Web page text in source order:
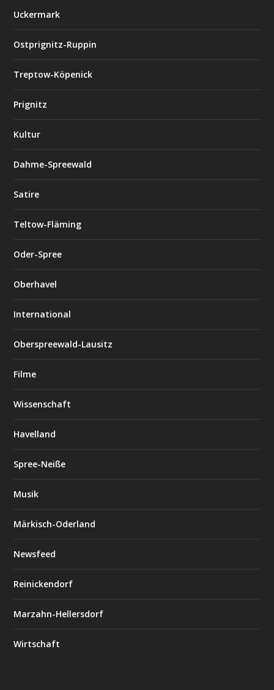
Uckermark
Ostprignitz-Ruppin
Treptow-Köpenick
Prignitz
Kultur
Dahme-Spreewald
Satire
Teltow-Fläming
Oder-Spree
Oberhavel
International
Oberspreewald-Lausitz
Filme
Wissenschaft
Havelland
Spree-Neiße
Musik
Märkisch-Oderland
Newsfeed
Reinickendorf
Marzahn-Hellersdorf
Wirtschaft